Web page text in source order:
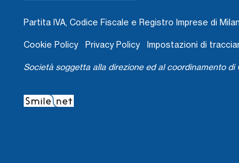
Partita IVA, Codice Fiscale e Registro Imprese di
Cookie Policy Privacy Policy Impostazioni di
Società soggetta alla direzione ed al coordinamento di